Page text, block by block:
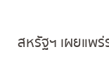
สหรัฐฯ เผยแพ